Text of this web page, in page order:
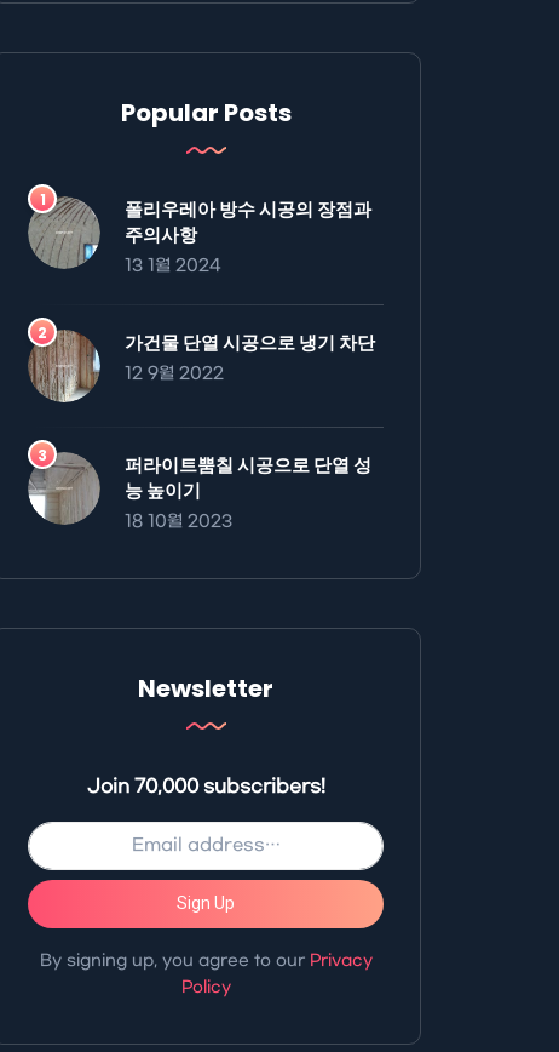
Popular Posts
폴리우레아 방수 시공의 장점과
주의사항
13 1월 2024
가건물 단열 시공으로 냉기 차단
12 9월 2022
퍼라이트뿜칠 시공으로 단열 성
능 높이기
18 10월 2023
Newsletter
Join 70,000 subscribers!
Sign Up
By signing up, you agree to our Privacy
Policy